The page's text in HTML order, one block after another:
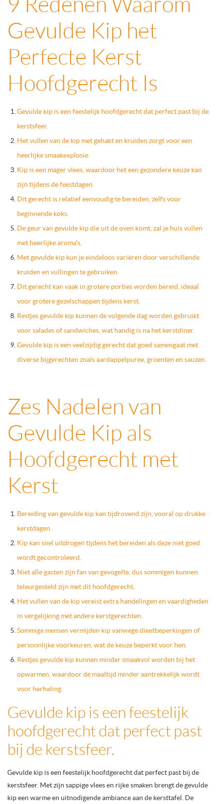
Gevulde Kip het
Perfecte Kerst
Hoofdgerecht Is
Gevulde kip is een feestelijk hoofdgerecht dat perfect past bij de
kerstsfeer.
Het vullen van de kip met gehakt en kruiden zorgt voor een
heerlijke smaakexplosie.
Kip is een mager vlees, waardoor het een gezondere keuze kan
zijn tijdens de feestdagen.
Dit gerecht is relatief eenvoudig te bereiden, zelfs voor
beginnende koks.
De geur van gevulde kip die uit de oven komt, zal je huis vullen
met heerlijke aroma’s.
Met gevulde kip kun je eindeloos variëren door verschillende
kruiden en vullingen te gebruiken.
Dit gerecht kan vaak in grotere porties worden bereid, ideaal
voor grotere gezelschappen tijdens kerst.
Restjes gevulde kip kunnen de volgende dag worden gebruikt
voor salades of sandwiches, wat handig is na het kerstdiner.
Gevulde kip is een veelzijdig gerecht dat goed samengaat met
diverse bijgerechten zoals aardappelpuree, groenten en sauzen.
Zes Nadelen van
Gevulde Kip als
Hoofdgerecht met
Kerst
Bereiding van gevulde kip kan tijdrovend zijn, vooral op drukke
kerstdagen.
Kip kan snel uitdrogen tijdens het bereiden als deze niet goed
wordt gecontroleerd.
Niet alle gasten zijn fan van gevogelte, dus sommigen kunnen
teleurgesteld zijn met dit hoofdgerecht.
Het vullen van de kip vereist extra handelingen en vaardigheden
in vergelijking met andere kerstgerechten.
Sommige mensen vermijden kip vanwege dieetbeperkingen of
persoonlijke voorkeuren, wat de keuze beperkt voor hen.
Restjes gevulde kip kunnen minder smaakvol worden bij het
opwarmen, waardoor de maaltijd minder aantrekkelijk wordt
voor herhaling.
Gevulde kip is een feestelijk
hoofdgerecht dat perfect past
bij de kerstsfeer.
Gevulde kip is een feestelijk hoofdgerecht dat perfect past bij de
kerstsfeer. Met zijn sappige vlees en rijke smaken brengt de gevulde
kip een warme en uitnodigende ambiance aan de kersttafel. De